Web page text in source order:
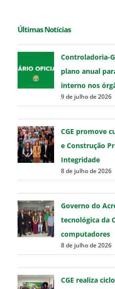
Últimas Notícias
Controladoria-
plano anual
interno nos
9 de julho de 2026
CGE promove
e Construção
Integridade
8 de julho de 2026
Governo do
tecnológica da
computadores
8 de julho de 2026
CGE realiza